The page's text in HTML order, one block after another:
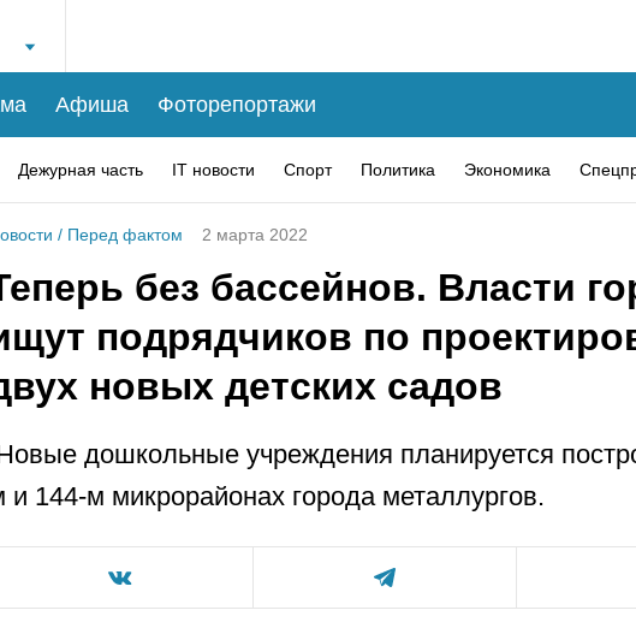
Афиша Фоторепортажи
Дежурная часть IT новости Спорт Политика Экономика
/ Перед фактом 2 марта 2022
без бассейнов. Власти
подрядчиков по
новых детских садов
дошкольные учреждения планируется
и 144-м микрорайонах города металлургов.